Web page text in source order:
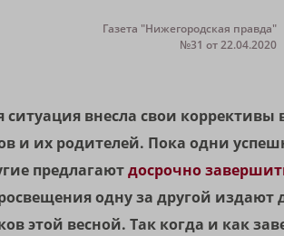
Газета "Нижегородская правда"
№31 от 22.04.2020
ситуация внесла свои
и их родителей. Пока одни
предлагаютдосрочно
одну за другой издают
этой весной. Так когда и как